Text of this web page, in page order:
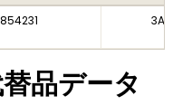
854231
品データ